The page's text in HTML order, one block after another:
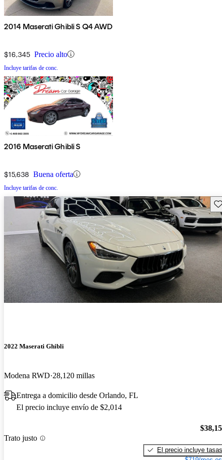
2014 Maserati Ghibli S Q4 AWD
$16,345 Precio alto
Incluye tarifas de conc.
2016 Maserati Ghibli S
$15,638 Buena oferta
Incluye tarifas de conc.
2022 Maserati Ghibli
Modena RWD 28,120 millas
Entrega a domicilio desde Orlando, FL
El precio incluye envío de $2,014
Trato justo
El precio incluye tasas